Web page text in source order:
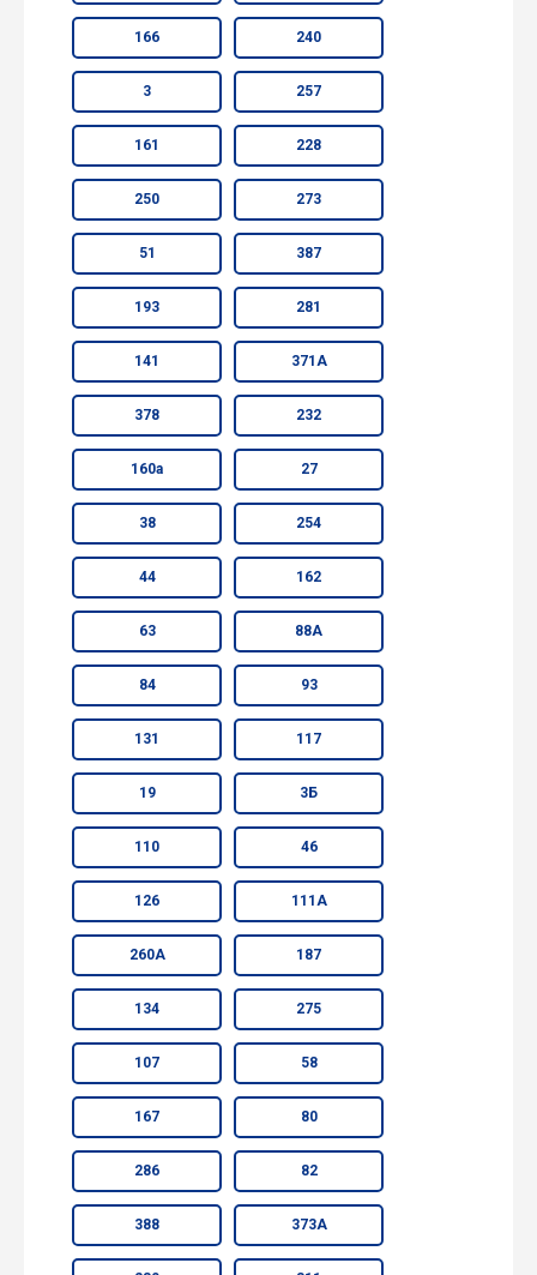
166 240
3 257
161 228
250 273
51 387
193 281
141 371А
378 232
160а 27
38 254
44 162
63 88А
84 93
131 117
19 3Б
110 46
126 111А
260А 187
134 275
107 58
167 80
286 82
388 373А